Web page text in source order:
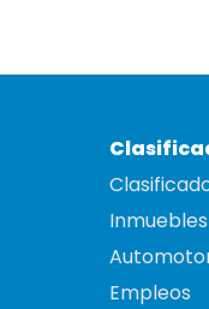
Inmuebles
Empleos